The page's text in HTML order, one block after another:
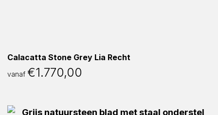
Calacatta Stone Grey Lia Recht
vanaf €1.770,00